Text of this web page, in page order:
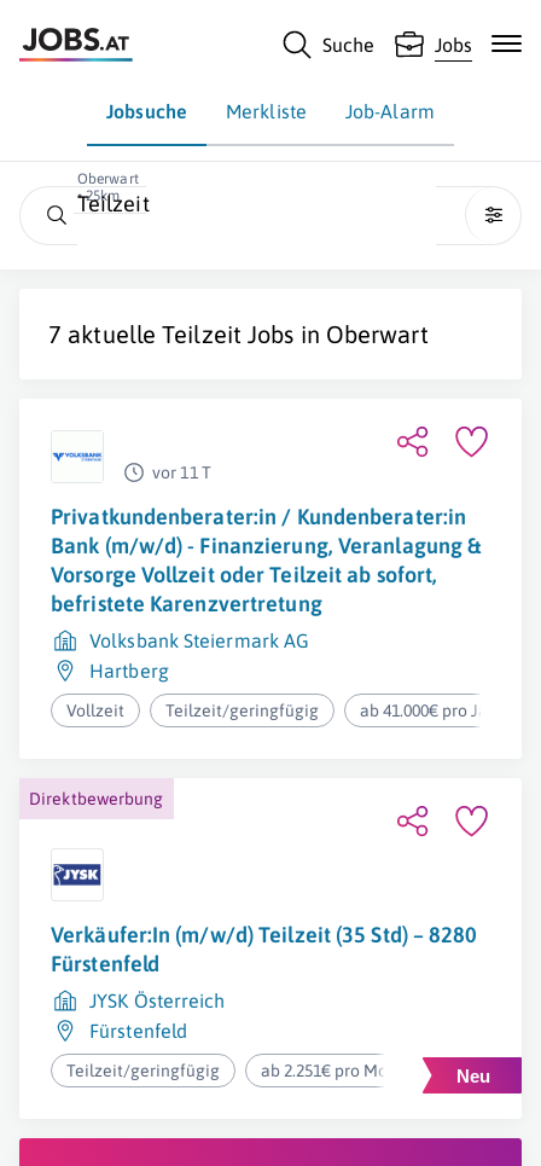
Suche Jobs
Jobsuche Merkliste Job-Alarm
Oberwart
• 25km
Teilzeit
7 aktuelleTeilzeit Jobs in Oberwart
vor 11 T
Privatkundenberater:in / Kundenberater:in
Bank (m/w/d) - Finanzierung, Veranlagung &
Vorsorge Vollzeit oder Teilzeit ab sofort,
befristete Karenzvertretung
Volksbank Steiermark AG
Hartberg
Vollzeit Teilzeit/geringfügig ab 41.000€ pro Jahr
Direktbewerbung
Verkäufer:In (m/w/d) Teilzeit (35 Std) – 8280
Fürstenfeld
JYSK Österreich
Fürstenfeld
Teilzeit/geringfügig ab 2.251€ pro Monat